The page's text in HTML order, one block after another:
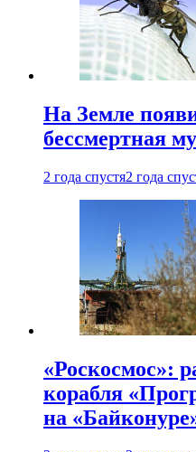
На Земле
бессмертная
2 года спустя2 года
«Роскосмос»:
корабля
на